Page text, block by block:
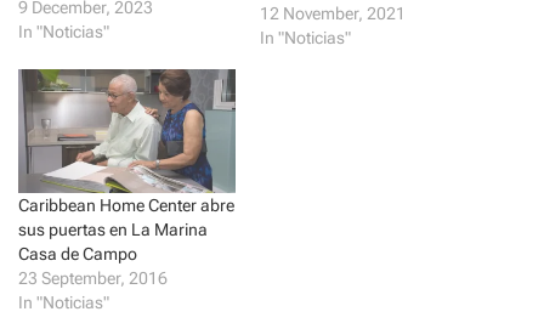
e
n
i
n
n
w
w
i
n
d
o
w
)
p
s
i
n
n
e
w
w
n
d
o
w
)
9 December, 2023
In "Noticias"
12 November, 2021
In "Noticias"
Caribbean Home Center abre
sus puertas en La Marina
Casa de Campo
23 September, 2016
In "Noticias"